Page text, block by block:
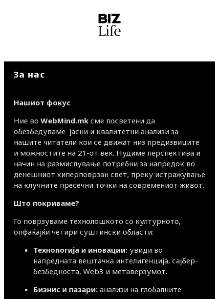
За нас
Нашиот фокус
Ние во WebMind.mk сме посветени да
обезбедуваме јасни и квалитетни анализи за
нашите читатели кои се движат низ предизвиците
и можностите на 21-от век. Нудиме перспектива и
начин на размислување потребни за напредок во
денешниот хиперповрзан свет, преку истражување
на клучните пресечни точки на современиот живот.
Што покриваме?
Го поврзуваме технолошкото со културното,
опфаќајќи четири суштински области:
Технологија и иновации: увиди во
напредната вештачка интелигенција, сајбер-
безбедноста, Web3 и метаверзумот.
Бизнис и пазари: анализи на глобалните